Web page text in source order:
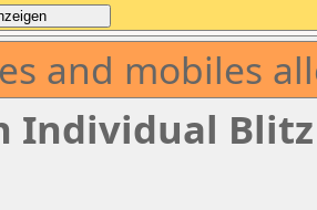
and mobiles
Individual